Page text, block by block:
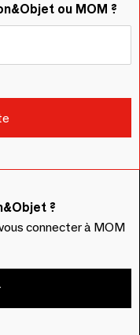
ou MOM ?
?
connecter à MOM